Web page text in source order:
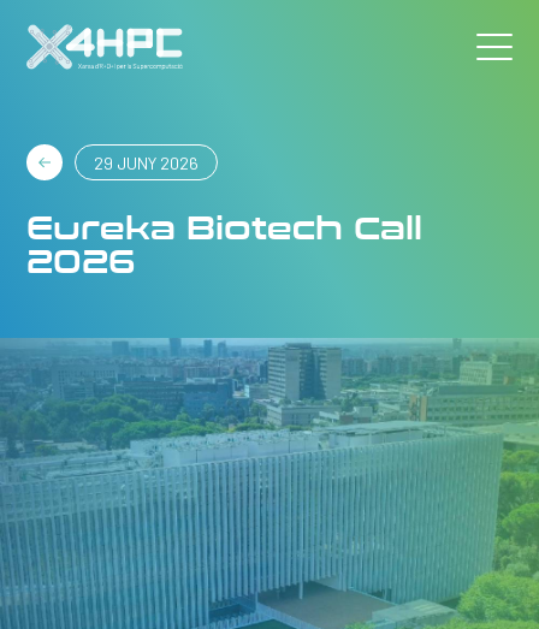
29 JUNY 2026
Eureka Biotech Call
2026